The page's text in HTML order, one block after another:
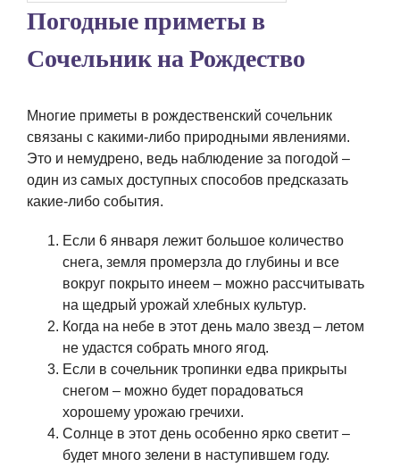
Погодные приметы в
Сочельник на Рождество
Многие приметы в рождественский сочельник
связаны с какими-либо природными явлениями.
Это и немудрено, ведь наблюдение за погодой –
один из самых доступных способов предсказать
какие-либо события.
Если 6 января лежит большое количество
снега, земля промерзла до глубины и все
вокруг покрыто инеем – можно рассчитывать
на щедрый урожай хлебных культур.
Когда на небе в этот день мало звезд – летом
не удастся собрать много ягод.
Если в сочельник тропинки едва прикрыты
снегом – можно будет порадоваться
хорошему урожаю гречихи.
Солнце в этот день особенно ярко светит –
будет много зелени в наступившем году.